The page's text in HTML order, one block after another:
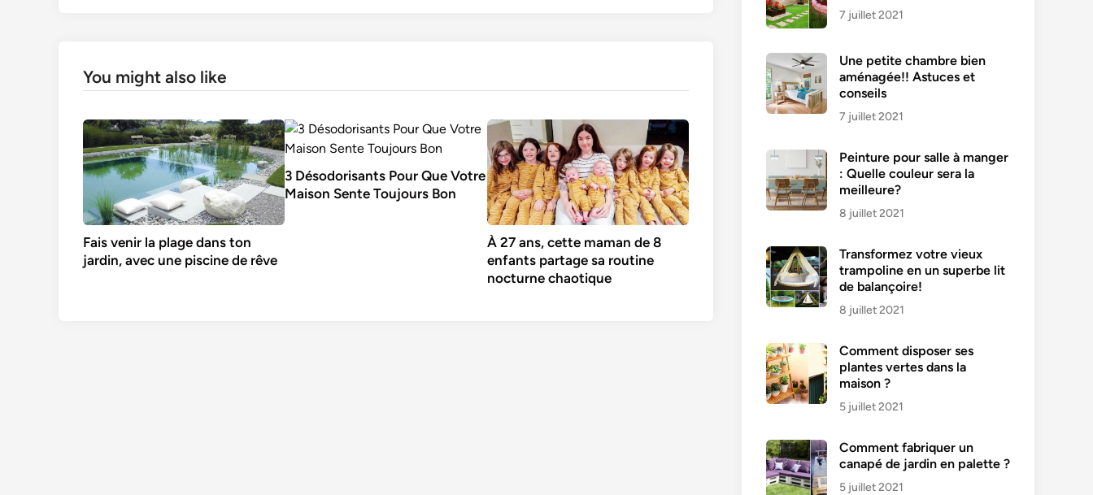
You might also like
Fais venir la plage dans ton
jardin, avec une piscine de rêve
3 Désodorisants Pour Que Votre
Maison Sente Toujours Bon
À 27 ans, cette maman de 8
enfants partage sa routine
nocturne chaotique
7 juillet 2021
Une petite chambre bien
aménagée!! Astuces et
conseils
7 juillet 2021
Peinture pour salle à manger
: Quelle couleur sera la
meilleure?
8 juillet 2021
Transformez votre vieux
trampoline en un superbe lit
de balançoire!
8 juillet 2021
Comment disposer ses
plantes vertes dans la
maison ?
5 juillet 2021
Comment fabriquer un
canapé de jardin en palette ?
5 juillet 2021